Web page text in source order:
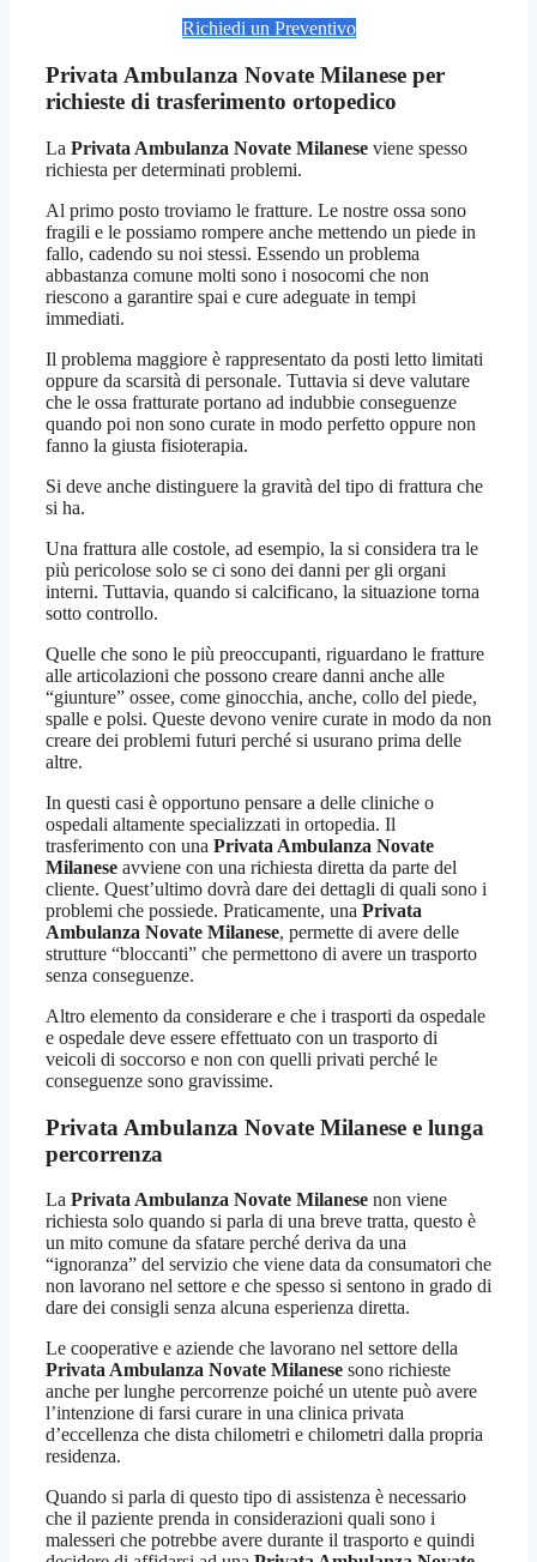
Richiedi un Preventivo
Privata Ambulanza Novate Milanese per
richieste di trasferimento ortopedico
La Privata Ambulanza Novate Milanese viene spesso
richiesta per determinati problemi.
Al primo posto troviamo le fratture. Le nostre ossa sono
fragili e le possiamo rompere anche mettendo un piede in
fallo, cadendo su noi stessi. Essendo un problema
abbastanza comune molti sono i nosocomi che non
riescono a garantire spai e cure adeguate in tempi
immediati.
Il problema maggiore è rappresentato da posti letto limitati
oppure da scarsità di personale. Tuttavia si deve valutare
che le ossa fratturate portano ad indubbie conseguenze
quando poi non sono curate in modo perfetto oppure non
fanno la giusta fisioterapia.
Si deve anche distinguere la gravità del tipo di frattura che
si ha.
Una frattura alle costole, ad esempio, la si considera tra le
più pericolose solo se ci sono dei danni per gli organi
interni. Tuttavia, quando si calcificano, la situazione torna
sotto controllo.
Quelle che sono le più preoccupanti, riguardano le fratture
alle articolazioni che possono creare danni anche alle
“giunture” ossee, come ginocchia, anche, collo del piede,
spalle e polsi. Queste devono venire curate in modo da non
creare dei problemi futuri perché si usurano prima delle
altre.
In questi casi è opportuno pensare a delle cliniche o
ospedali altamente specializzati in ortopedia. Il
trasferimento con una Privata Ambulanza Novate
Milanese avviene con una richiesta diretta da parte del
cliente. Quest’ultimo dovrà dare dei dettagli di quali sono i
problemi che possiede. Praticamente, una Privata
Ambulanza Novate Milanese, permette di avere delle
strutture “bloccanti” che permettono di avere un trasporto
senza conseguenze.
Altro elemento da considerare e che i trasporti da ospedale
e ospedale deve essere effettuato con un trasporto di
veicoli di soccorso e non con quelli privati perché le
conseguenze sono gravissime.
Privata Ambulanza Novate Milanese e lunga
percorrenza
La Privata Ambulanza Novate Milanese non viene
richiesta solo quando si parla di una breve tratta, questo è
un mito comune da sfatare perché deriva da una
“ignoranza” del servizio che viene data da consumatori che
non lavorano nel settore e che spesso si sentono in grado di
dare dei consigli senza alcuna esperienza diretta.
Le cooperative e aziende che lavorano nel settore della
Privata Ambulanza Novate Milanese sono richieste
anche per lunghe percorrenze poiché un utente può avere
l’intenzione di farsi curare in una clinica privata
d’eccellenza che dista chilometri e chilometri dalla propria
residenza.
Quando si parla di questo tipo di assistenza è necessario
che il paziente prenda in considerazioni quali sono i
malesseri che potrebbe avere durante il trasporto e quindi